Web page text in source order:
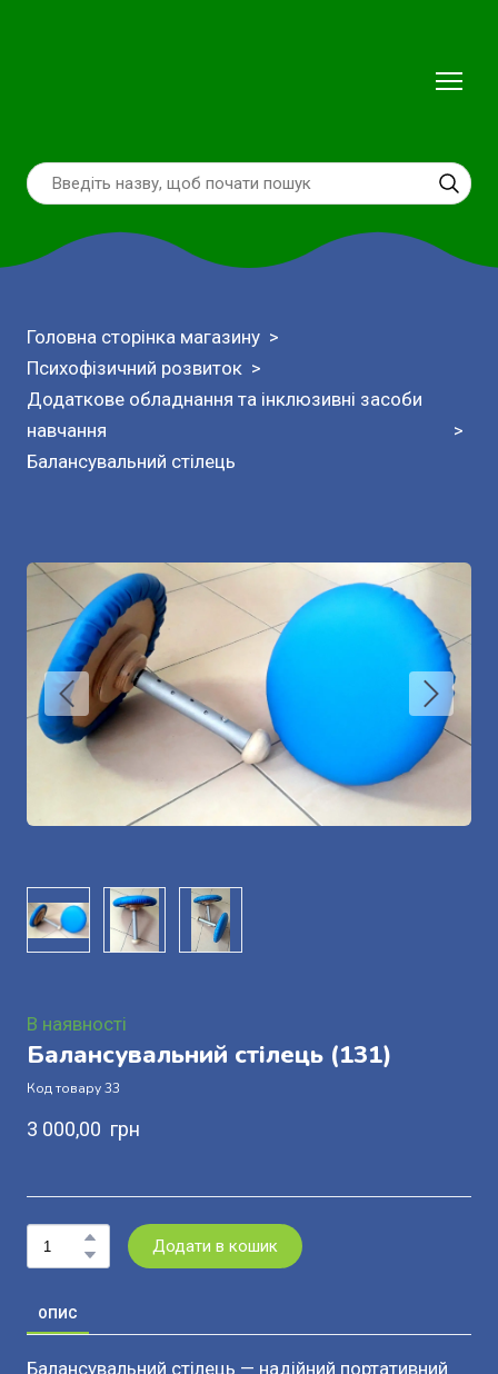
Головна сторінка магазину
Психофізичний розвиток
Додаткове обладнання та інклюзивні засоби
навчання
Балансувальний стілець
В наявності
Балансувальний стілець (131)
Код товару 33
3 000,00  грн
Додати в кошик
ОПИС
Балансувальний стілець — надійний портативний